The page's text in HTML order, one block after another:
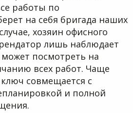
работы по
на себя бригада наших
хозяин офисного
лишь наблюдает
посмотреть на
всех работ. Чаще
совмещается с
и полной